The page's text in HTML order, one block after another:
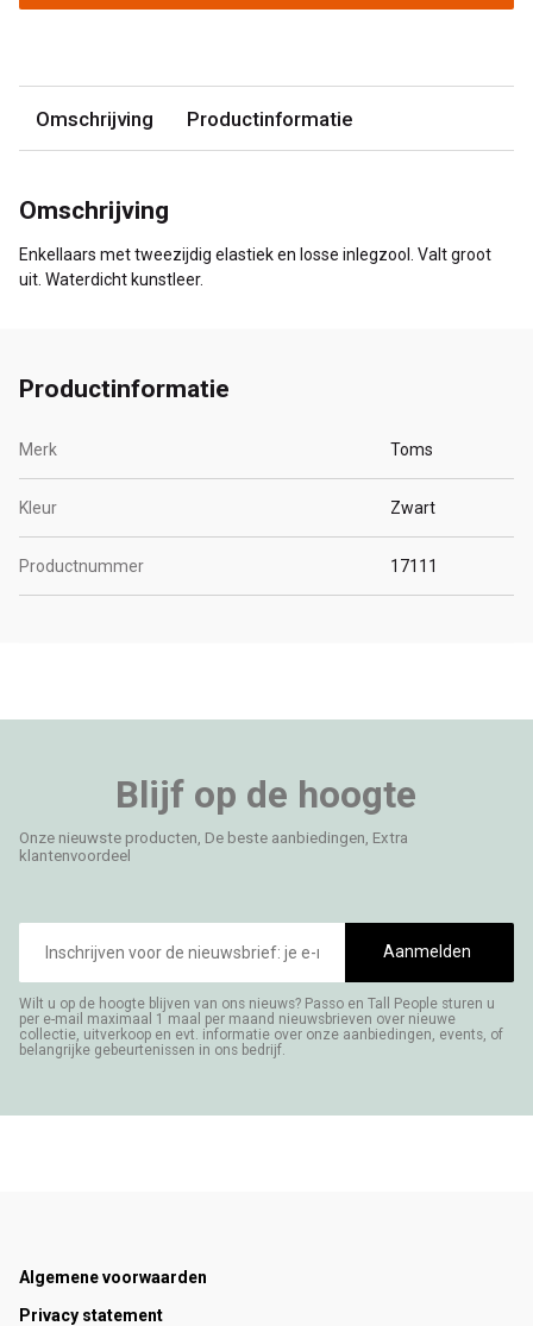
Omschrijving Productinformatie
Omschrijving
Enkellaars met tweezijdig elastiek en losse inlegzool. Valt groot
uit. Waterdicht kunstleer.
Productinformatie
Merk Toms
Kleur Zwart
Productnummer 17111
Blijf op de hoogte
Onze nieuwste producten, De beste aanbiedingen, Extra
klantenvoordeel
mailadres
Aanmelden
Wilt u op de hoogte blijven van ons nieuws? Passo en Tall People sturen u
per e-mail maximaal 1 maal per maand nieuwsbrieven over nieuwe
collectie, uitverkoop en evt. informatie over onze aanbiedingen, events, of
belangrijke gebeurtenissen in ons bedrijf.
Footer
Algemene voorwaarden
Privacy statement